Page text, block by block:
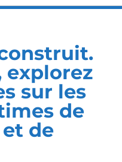
explorez
sur les
de
et de